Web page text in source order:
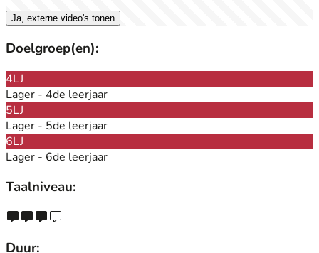
Ja, externe video's tonen
Doelgroep(en):
4LJ
Lager - 4de leerjaar
5LJ
Lager - 5de leerjaar
6LJ
Lager - 6de leerjaar
Taalniveau:
Duur: